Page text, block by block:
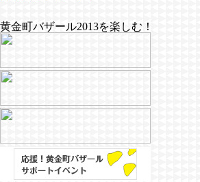
黄金町バザール2013を楽しむ！